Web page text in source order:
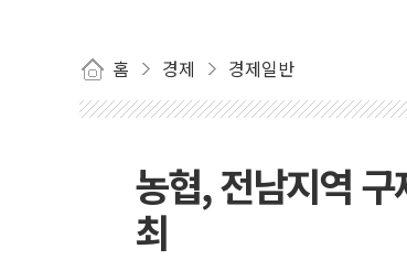
홈 경제 경제일반
농협, 전남지역
최